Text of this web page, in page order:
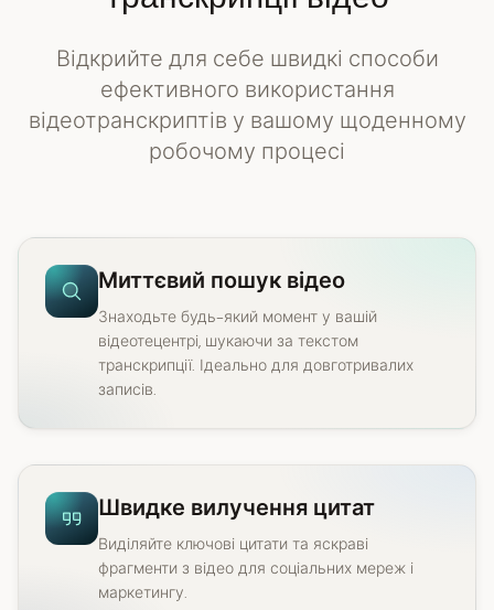
Відкрийте для себе швидкі способи
ефективного використання
відеотранскриптів у вашому щоденному
робочому процесі
Миттєвий пошук відео
Знаходьте будь-який момент у вашій
відеотецентрі, шукаючи за текстом
транскрипції. Ідеально для довготривалих
записів.
Швидке вилучення цитат
Виділяйте ключові цитати та яскраві
фрагменти з відео для соціальних мереж і
маркетингу.